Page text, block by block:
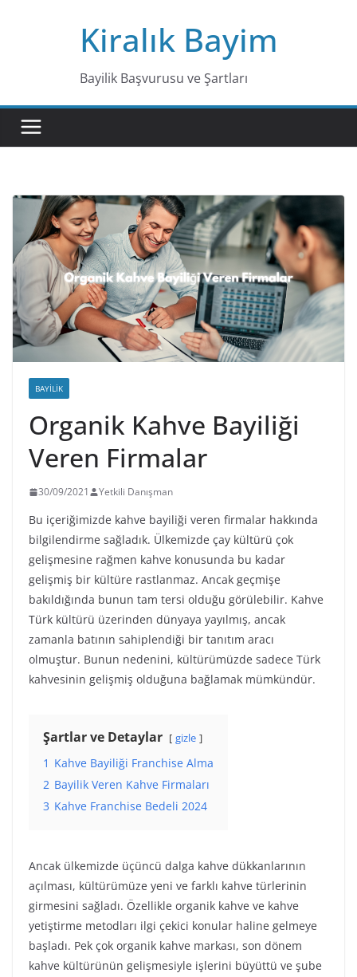
Kiralık Bayim
Bayilik Başvurusu ve Şartları
BAYILIK
Organik Kahve Bayiliği
Veren Firmalar
30/09/2021 Yetkili Danışman
Bu içeriğimizde kahve bayiliği veren firmalar hakkında
bilgilendirme sağladık. Ülkemizde çay kültürü çok
gelişmesine rağmen kahve konusunda bu kadar
gelişmiş bir kültüre rastlanmaz. Ancak geçmişe
bakıldığında bunun tam tersi olduğu görülebilir. Kahve
Türk kültürü üzerinden dünyaya yayılmış, ancak
zamanla batının sahiplendiği bir tanıtım aracı
olmuştur. Bunun nedenini, kültürümüzde sadece Türk
kahvesinin gelişmiş olduğuna bağlamak mümkündür.
Şartlar ve Detaylar gizle
1 Kahve Bayiliği Franchise Alma
2 Bayilik Veren Kahve Firmaları
3 Kahve Franchise Bedeli 2024
Ancak ülkemizde üçüncü dalga kahve dükkanlarının
açılması, kültürümüze yeni ve farklı kahve türlerinin
girmesini sağladı. Özellikle organik kahve ve kahve
yetiştirme metodları ilgi çekici konular haline gelmeye
başladı. Pek çok organik kahve markası, son dönem
kahve kültürünün gelişmesiyle işlerini büyüttü ve şube